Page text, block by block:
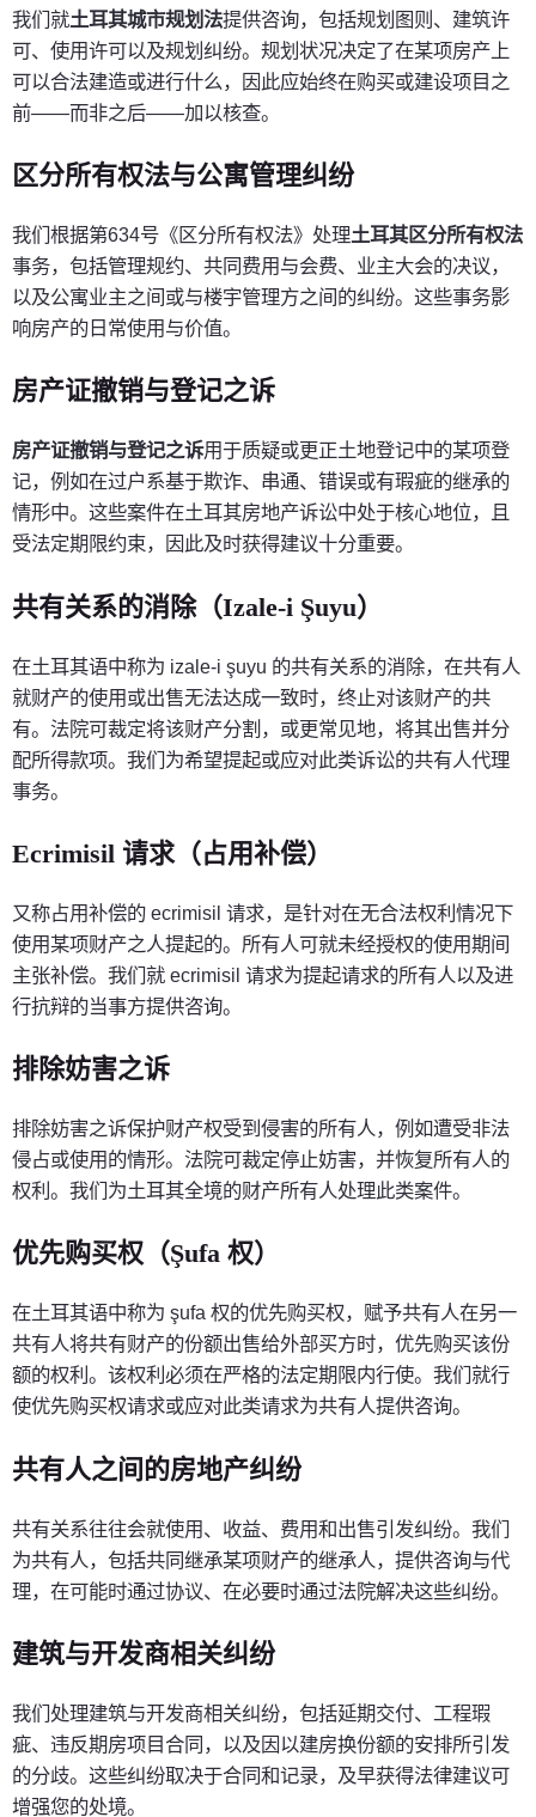
我们就土耳其城市规划法提供咨询，包括规划图则、建筑许
可、使用许可以及规划纠纷。规划状况决定了在某项房产上
可以合法建造或进行什么，因此应始终在购买或建设项目之
前——而非之后——加以核查。
区分所有权法与公寓管理纠纷
我们根据第634号《区分所有权法》处理土耳其区分所有权法
事务，包括管理规约、共同费用与会费、业主大会的决议，
以及公寓业主之间或与楼宇管理方之间的纠纷。这些事务影
响房产的日常使用与价值。
房产证撤销与登记之诉
房产证撤销与登记之诉用于质疑或更正土地登记中的某项登
记，例如在过户系基于欺诈、串通、错误或有瑕疵的继承的
情形中。这些案件在土耳其房地产诉讼中处于核心地位，且
受法定期限约束，因此及时获得建议十分重要。
共有关系的消除（Izale-i Şuyu）
在土耳其语中称为 izale-i şuyu 的共有关系的消除，在共有人
就财产的使用或出售无法达成一致时，终止对该财产的共
有。法院可裁定将该财产分割，或更常见地，将其出售并分
配所得款项。我们为希望提起或应对此类诉讼的共有人代理
事务。
Ecrimisil 请求（占用补偿）
又称占用补偿的 ecrimisil 请求，是针对在无合法权利情况下
使用某项财产之人提起的。所有人可就未经授权的使用期间
主张补偿。我们就 ecrimisil 请求为提起请求的所有人以及进
行抗辩的当事方提供咨询。
排除妨害之诉
排除妨害之诉保护财产权受到侵害的所有人，例如遭受非法
侵占或使用的情形。法院可裁定停止妨害，并恢复所有人的
权利。我们为土耳其全境的财产所有人处理此类案件。
优先购买权（Şufa 权）
在土耳其语中称为 şufa 权的优先购买权，赋予共有人在另一
共有人将共有财产的份额出售给外部买方时，优先购买该份
额的权利。该权利必须在严格的法定期限内行使。我们就行
使优先购买权请求或应对此类请求为共有人提供咨询。
共有人之间的房地产纠纷
共有关系往往会就使用、收益、费用和出售引发纠纷。我们
为共有人，包括共同继承某项财产的继承人，提供咨询与代
理，在可能时通过协议、在必要时通过法院解决这些纠纷。
建筑与开发商相关纠纷
我们处理建筑与开发商相关纠纷，包括延期交付、工程瑕
疵、违反期房项目合同，以及因以建房换份额的安排所引发
的分歧。这些纠纷取决于合同和记录，及早获得法律建议可
增强您的处境。